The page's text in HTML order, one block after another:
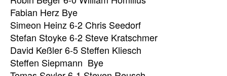
Fabian Herz Bye
Simeon Heinz 6-2 Chris Seedorf
Stefan Stoyke 6-2 Steve Kratschmer
David Keßler 6-5 Steffen Kliesch
Steffen Siepmann Bye